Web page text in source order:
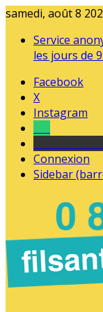
samedi, août 8
Service
les jours de
Facebook
X
Instagram
Connexion
Sidebar